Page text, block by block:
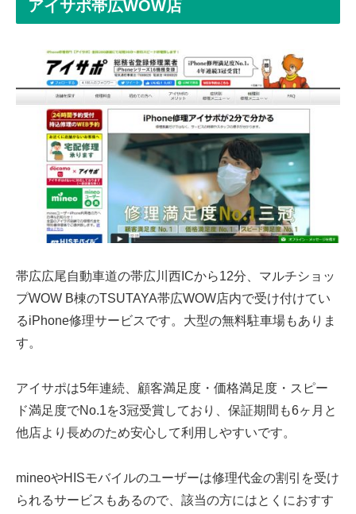
アイサポ帯広WOW店
帯広広尾自動車道の帯広川西ICから12分、マルチショッ
プWOW B棟のTSUTAYA帯広WOW店内で受け付けてい
るiPhone修理サービスです。大型の無料駐車場もありま
す。
アイサポは5年連続、顧客満足度・価格満足度・スピー
ド満足度でNo.1を3冠受賞しており、保証期間も6ヶ月と
他店より長めのため安心して利用しやすいです。
mineoやHISモバイルのユーザーは修理代金の割引を受け
られるサービスもあるので、該当の方にはとくにおすす